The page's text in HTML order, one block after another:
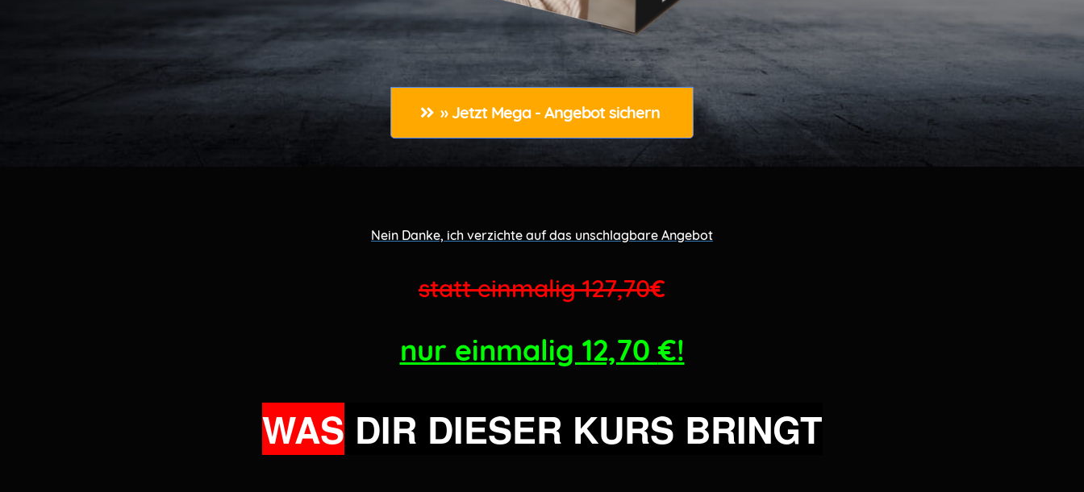
» Jetzt Mega - Angebot sichern
Nein Danke, ich verzichte auf das unschlagbare Angebot
statt einmalig 127,70€
nur einmalig 12,70€!
WAS DIR DIESER KURS BRINGT